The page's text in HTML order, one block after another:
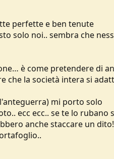
perfette e ben tenute
solo noi.. sembra che
è come pretendere di
che la società intera si
mi porto solo
ecc ecc.. se te lo rubano
anche staccare un